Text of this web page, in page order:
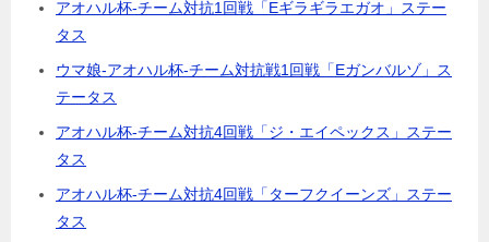
アオハル杯-チーム対抗1回戦「Eギラギラエガオ」ステー
タス
ウマ娘-アオハル杯-チーム対抗戦1回戦「Eガンバルゾ」ス
テータス
アオハル杯-チーム対抗4回戦「ジ・エイペックス」ステー
タス
アオハル杯-チーム対抗4回戦「ターフクイーンズ」ステー
タス